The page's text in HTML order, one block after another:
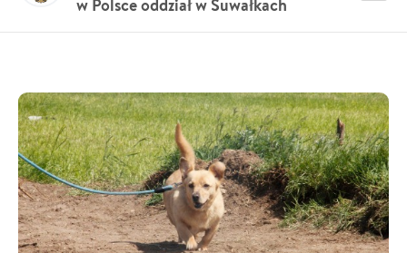
w Polsce oddział w Suwałkach